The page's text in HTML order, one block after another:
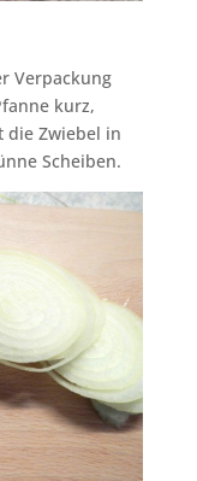
Verpackung
kurz,
die Zwiebel in
Scheiben.